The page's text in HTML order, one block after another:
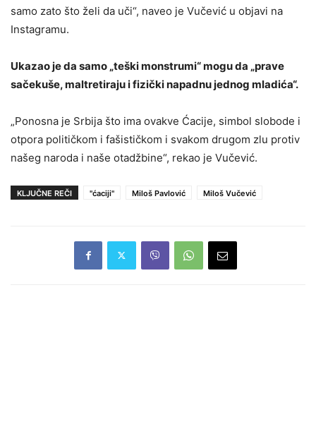
samo zato što želi da uči“, naveo je Vučević u objavi na
Instagramu.
Ukazao je da samo „teški monstrumi“ mogu da „prave
sačekuše, maltretiraju i fizički napadnu jednog mladića“.
„Ponosna je Srbija što ima ovakve Ćacije, simbol slobode i
otpora političkom i fašističkom i svakom drugom zlu protiv
našeg naroda i naše otadžbine“, rekao je Vučević.
KLJUČNE REČI "ćaciji" Miloš Pavlović Miloš Vučević